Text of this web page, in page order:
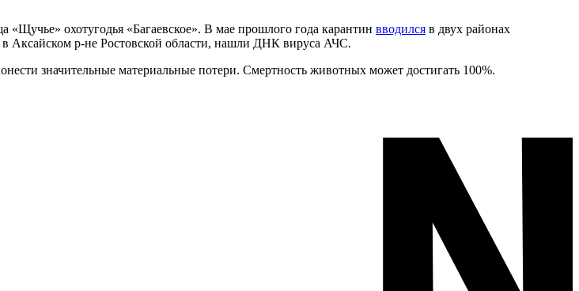
охотугодья «Багаевское». В мае прошлого года карантин вводился в двух районах
Аксайском р-не Ростовской области, нашли ДНК вируса АЧС.
значительные материальные потери. Смертность животных может достигать 100%.